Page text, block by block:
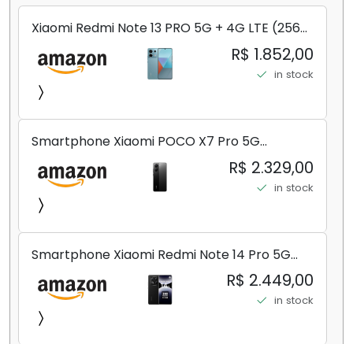
Xiaomi Redmi Note 13 PRO 5G + 4G LTE (256
GB + 8 GB) 200 MP Triplo (Mobile Mint Tello
e) + (Pacote de carregador duplo de carro
rápido) (Ocean Teal (ROM))
R$ 1.852,00
in stock
Smartphone Xiaomi POCO X7 Pro 5G
8+256GB/12+256GB/12+512GB
R$ 2.329,00
in stock
Smartphone Xiaomi Redmi Note 14 Pro 5G
Midnight Black (Preto) 12GB RAM 512GB ROM
NFC [ 24090RA29G ]
R$ 2.449,00
in stock